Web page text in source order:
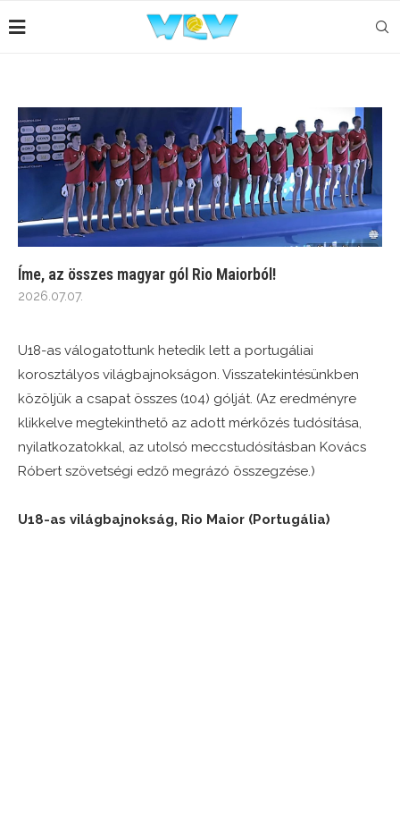
Íme, az összes magyar gól Rio Maiorból!
2026.07.07.
U18-as válogatottunk hetedik lett a portugáliai
korosztályos világbajnokságon. Visszatekintésünkben
közöljük a csapat összes (104) gólját. (Az eredményre
klikkelve megtekinthető az adott mérkőzés tudósítása,
nyilatkozatokkal, az utolsó meccstudósításban Kovács
Róbert szövetségi edző megrázó összegzése.)
U18-as világbajnokság, Rio Maior (Portugália)